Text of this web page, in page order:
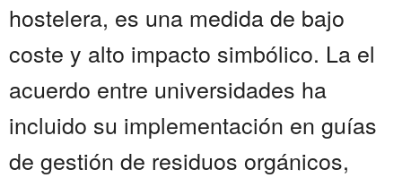
hostelera, es una medida de bajo
coste y alto impacto simbólico. La el
acuerdo entre universidades ha
incluido su implementación en guías
de gestión de residuos orgánicos,